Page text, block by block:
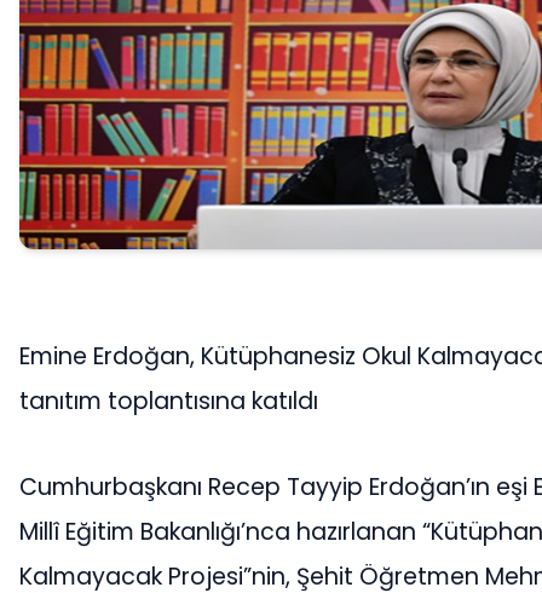
Emine Erdoğan, Kütüphanesiz Okul
tanıtım toplantısına katıldı
Cumhurbaşkanı Recep Tayyip Erdoğan’ın eşi
Millî Eğitim Bakanlığı’nca hazırlanan
Kalmayacak Projesi”nin, Şehit Öğretmen